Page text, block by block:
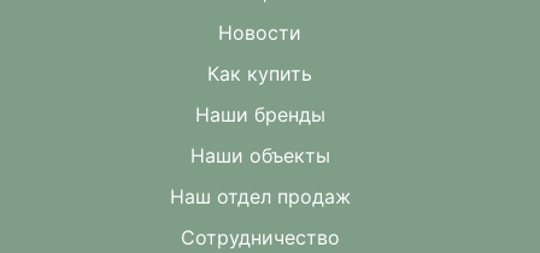
Новости
Как купить
Наши бренды
Наши объекты
Наш отдел продаж
Сотрудничество